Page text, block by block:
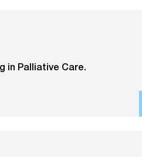
in Palliative Care.